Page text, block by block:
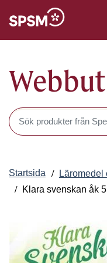
Sök produkter i
Startsida
Läromedel
Klara svenskan åk